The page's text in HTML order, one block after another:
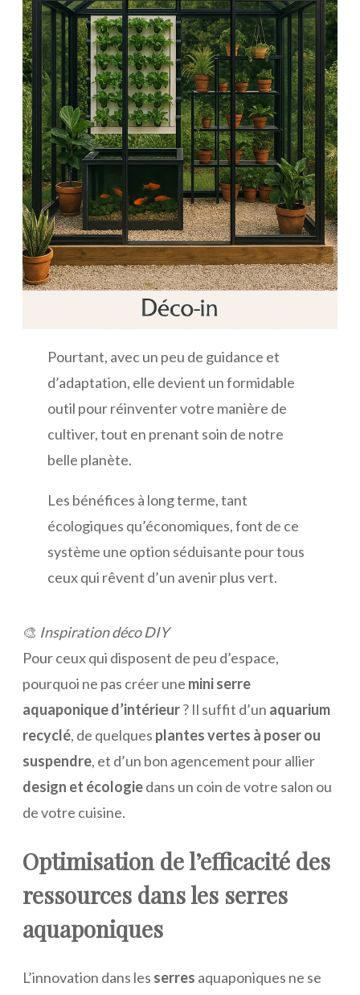
Pourtant, avec un peu de guidance et
d’adaptation, elle devient un formidable
outil pour réinventer votre manière de
cultiver, tout en prenant soin de notre
belle planète.
Les bénéfices à long terme, tant
écologiques qu’économiques, font de ce
système une option séduisante pour tous
ceux qui rêvent d’un avenir plus vert.
🎨 Inspiration déco DIY
Pour ceux qui disposent de peu d’espace,
pourquoi ne pas créer une mini serre
aquaponique d’intérieur? Il suffit d’un aquarium
recyclé, de quelques plantes vertes à poser ou
suspendre, et d’un bon agencement pour allier
design et écologiedans un coin de votre salon ou
de votre cuisine.
Optimisation de l’efficacité des
ressources dans les serres
aquaponiques
L’innovation dans les serres aquaponiques ne se